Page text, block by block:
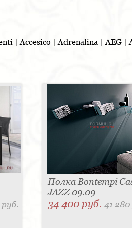
Каркас из массива
вариант предлагает съёмные
варианты с закрытым и открытым
равнодушным. Стальной
табурет с заметным
прошлого века. Российские
на мебель Bontempi. Срок
уточняйте у наших менеджеров.
| Accesico | Adrenalina | AEG|
руб.
Полка Bontempi
JAZZ 09.09
34 400 руб.41